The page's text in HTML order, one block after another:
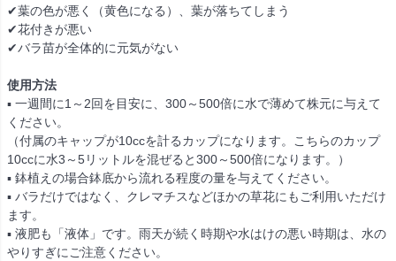
✔葉の色が悪く（黄色になる）、葉が落ちてしまう
✔花付きが悪い
✔バラ苗が全体的に元気がない
使用方法
▪ 一週間に1～2回を目安に、300～500倍に水で薄めて株元に与えて
ください。
（付属のキャップが10ccを計るカップになります。こちらのカップ
10ccに水3～5リットルを混ぜると300～500倍になります。）
▪ 鉢植えの場合鉢底から流れる程度の量を与えてください。
▪ バラだけではなく、クレマチスなどほかの草花にもご利用いただけ
ます。
▪ 液肥も「液体」です。雨天が続く時期や水はけの悪い時期は、水の
やりすぎにご注意ください。